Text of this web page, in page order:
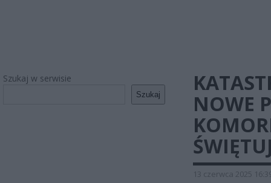
Szukaj w serwisie
Szukaj
NOWE
13 czerwca 2025